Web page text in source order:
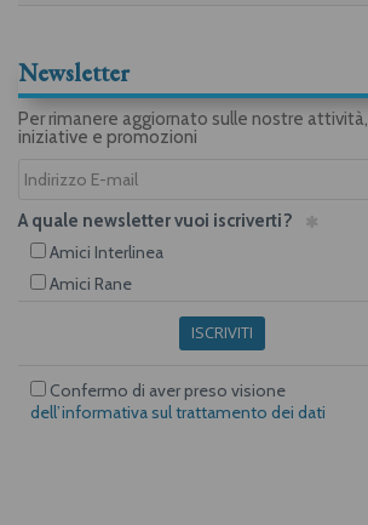
Newsletter
Per rimanere aggiornato sulle nostre attività,
iniziative e promozioni
A quale newsletter vuoi iscriverti?
Amici Interlinea
Amici Rane
ISCRIVITI
Confermo di aver preso visione
dell’informativa sul trattamento dei dati